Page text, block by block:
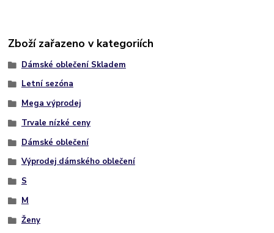
Zboží zařazeno v kategoriích
Dámské oblečení Skladem
Letní sezóna
Mega výprodej
Trvale nízké ceny
Dámské oblečení
Výprodej dámského oblečení
S
M
Ženy